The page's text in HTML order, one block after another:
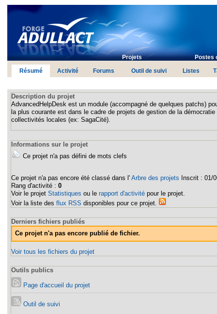
Projets Postes
Résumé Activité Forums Outil de suivi Listes
Description du projet
AdvancedHelpDesk est un module (accompagné de quelques patchs)
la plus courante est dans le cadre de projets de gestion de la
collectivités locales (ex: SagaCité).
Informations sur le projet
Ce projet n'a pas défini de mots clefs
Ce projet n'a pas encore été classé dans l' Arbre des projets Inscrit : 01/
Rang d'activité : 0
Voir le projet Statistiques ou le rapport d'activitépour le projet.
Voir la liste des flux RSS disponibles pour ce projet.
Derniers fichiers publiés
Ce projet n'a pas encore publié de fichier.
Voir tous les fichiers du projet
Outils publics
Page d'accueil du projet
Outil de suivi